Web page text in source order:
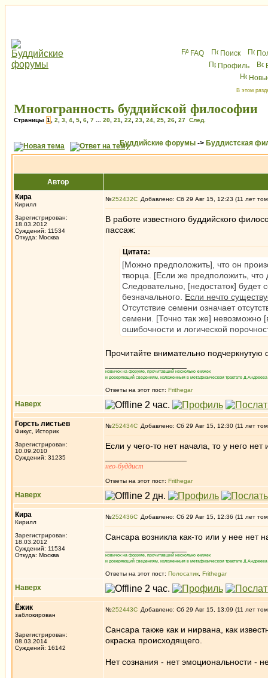
FAQ Поиск
Профиль
В этом
Многогранность буддийской философии
Страницы 1 2 3 4 5 6 7 20 21 22 23 24 25 26 27 След.
Буддийские форумы -> Буддистская
Автор
Кира
Кирилл
Зарегистрирован:
18.03.2012
Суждений: 11534
Откуда: Москва
№252432 Добавлено: Сб 29 Авг 15, 12:23 (11 лет
В работе известного буддийского
пассаж:
Цитата:
[Можно предположить], что он
творца. [Если же предположить, что
Следовательно, [недостаток] будет
безначального. Если нечто
Отсутствие семени означает
семени. [Точно так же] невозможно
ошибочности и логической
Прочитайте внимательно подчеркнутую
новичок на форуме, прочитавший несколько книжек
и доверяющий сведениям, изложенным в метафизическом трактате
Ответы на этот пост: Frithegar
Наверх
Горсть листьев
Фикус, Историк
Зарегистрирован:
10.09.2010
Суждений: 31235
№252434 Добавлено: Сб 29 Авг 15, 12:30 (11 лет
Если у чего-то нет начала, то у него нет
нео-буддист
Ответы на этот пост: Frithegar
Наверх
Кира
Кирилл
Зарегистрирован:
18.03.2012
Суждений: 11534
Откуда: Москва
№252436 Добавлено: Сб 29 Авг 15, 12:36 (11 лет
Сансара возникла как-то или у нее нет
новичок на форуме, прочитавший несколько книжек
и доверяющий сведениям, изложенным в метафизическом трактате
Ответы на этот пост: Полосатик Frithegar
Наверх
Ёжик
заблокирован
Зарегистрирован:
08.03.2014
Суждений: 16142
№252443 Добавлено: Сб 29 Авг 15, 13:09 (11 лет
Сансара также как и нирвана, как
окраска происходящего.
Нет сознания - нет эмоциональности -